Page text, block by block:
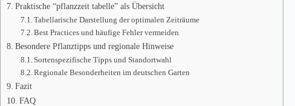
Praktische “pflanzzeit tabelle” als Übersicht
Tabellarische Darstellung der optimalen Zeiträume
Best Practices und häufige Fehler vermeiden
Besondere Pflanztipps und regionale Hinweise
Sortenspezifische Tipps und Standortwahl
Regionale Besonderheiten im deutschen Garten
Fazit
FAQ